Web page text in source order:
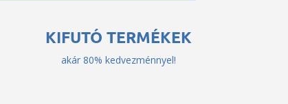
KIFUTÓ TERMÉKEK
akár 80% kedvezménnyel!